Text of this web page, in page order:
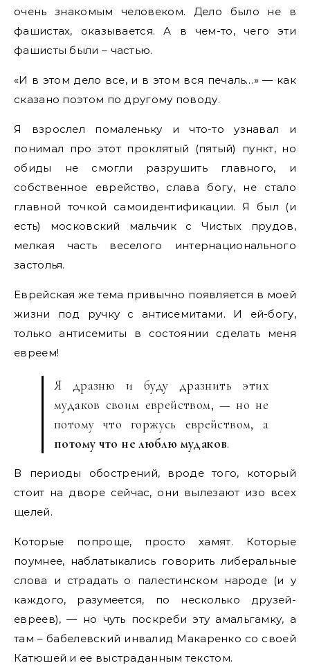
очень знакомым человеком. Дело было не в
фашистах, оказывается. А в чем-то, чего эти
фашисты были – частью.
«И в этом дело все, и в этом вся печаль…» — как
сказано поэтом по другому поводу.
Я взрослел помаленьку и что-то узнавал и
понимал про этот проклятый (пятый) пункт, но
обиды не смогли разрушить главного, и
собственное еврейство, слава богу, не стало
главной точкой самоидентификации. Я был (и
есть) московский мальчик с Чистых прудов,
мелкая часть веселого интернационального
застолья.
Еврейская же тема привычно появляется в моей
жизни под ручку с антисемитами. И ей-богу,
только антисемиты в состоянии сделать меня
евреем!
Я дразню и буду дразнить этих
мудаков своим еврейством, — но не
потому что горжусь еврейством, а
потому что не люблю мудаков.
В периоды обострений, вроде того, который
стоит на дворе сейчас, они вылезают изо всех
щелей.
Которые попроще, просто хамят. Которые
поумнее, наблатыкались говорить либеральные
слова и страдать о палестинском народе (и у
каждого, разумеется, по несколько друзей-
евреев), — но чуть поскреби эту амальгамку, а
там – бабелевский инвалид Макаренко со своей
Катюшей и ее выстраданным текстом.